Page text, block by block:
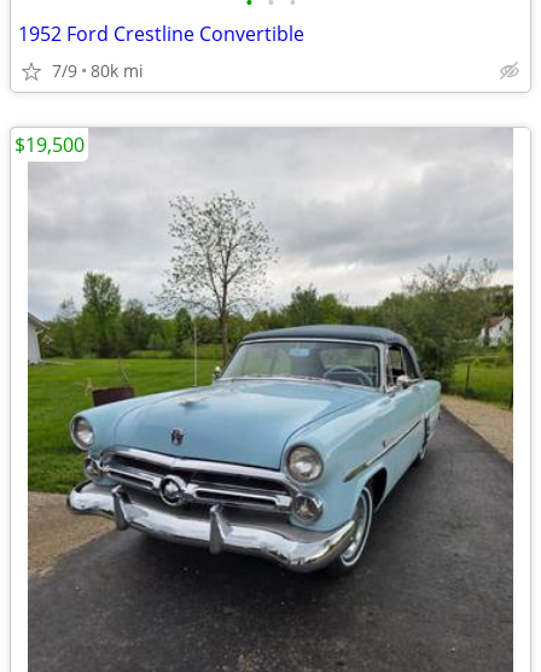
1952 Ford Crestline Convertible
7/9 80k mi
$19,500